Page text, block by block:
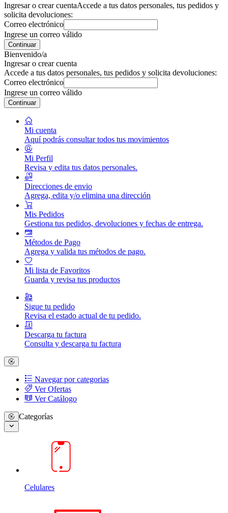
Ingresar o crear cuentaAccede a tus datos personales, tus pedidos y
solicita devoluciones:
Correo electrónico
Ingrese un correo válido
Continuar
Bienvenido/a
Ingresar o crear cuenta
Accede a tus datos personales, tus pedidos y solicita devoluciones:
Correo electrónico
Ingrese un correo válido
Continuar
Mi cuenta
Aquí podrás consultar todos tus movimientos
Mi Perfil
Revisa y edita tus datos personales.
Direcciones de envio
Agrega, edita y/o elimina una dirección
Mis Pedidos
Gestiona tus pedidos, devoluciones y fechas de entrega.
Métodos de Pago
Agrega y valida tus métodos de pago.
Mi lista de Favoritos
Guarda y revisa tus productos
Sigue tu pedido
Revisa el estado actual de tu pedido.
Descarga tu factura
Consulta y descarga tu factura
Navegar por categorias
Ver Ofertas
Ver Catálogo
Categorías
Celulares